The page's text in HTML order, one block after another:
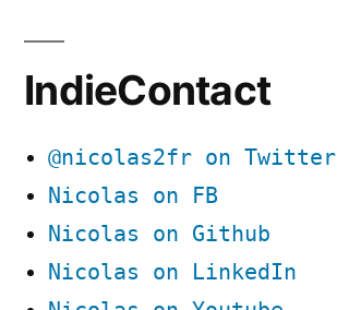
IndieContact
@nicolas2fr on Twitter
Nicolas on FB
Nicolas on Github
Nicolas on LinkedIn